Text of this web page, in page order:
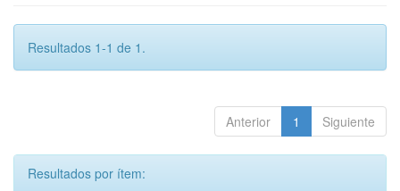
Resultados 1-1 de 1.
Anterior 1 Siguiente
Resultados por ítem: